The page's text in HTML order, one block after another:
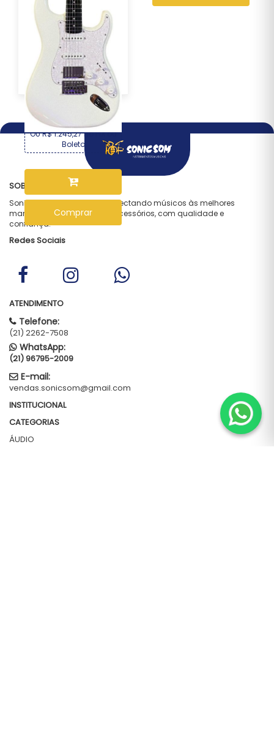
Guitarra Seizi Fun Katana
Musashi HSS ...
R$ 1.339,00
OU R$ 1.245,27 no PIX ou
Boleto
Comprar
SOBRE NÓS
Sonic Som — desde 1997 conectando músicos às melhores
marcas em instrumentos e acessórios, com qualidade e
confiança.
Redes Sociais
ATENDIMENTO
Telefone:
(21) 2262-7508
WhatsApp:
(21) 96795-2009
E-mail:
vendas.sonicsom@gmail.com
INSTITUCIONAL
CATEGORIAS
ÁUDIO